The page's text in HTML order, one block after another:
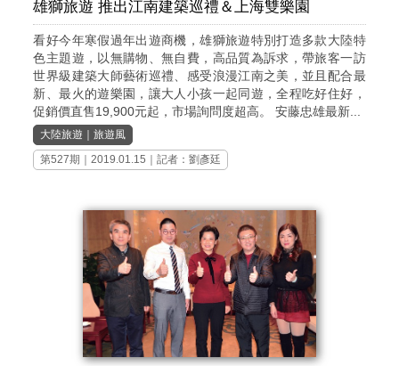
雄獅旅遊 推出江南建築巡禮＆上海雙樂園
看好今年寒假過年出遊商機，雄獅旅遊特別打造多款大陸特
色主題遊，以無購物、無自費，高品質為訴求，帶旅客一訪
世界級建築大師藝術巡禮、感受浪漫江南之美，並且配合最
新、最火的遊樂園，讓大人小孩一起同遊，全程吃好住好，
促銷價直售19,900元起，市場詢問度超高。 安藤忠雄最新...
大陸旅遊 ｜旅遊風
第527期
｜2019.01.15｜記者：劉彥廷